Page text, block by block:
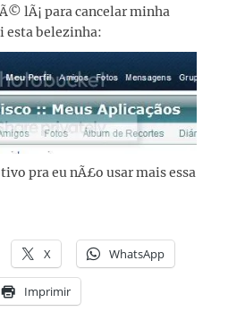
lÃ¡ para cancelar minha
esta belezinha:
pra eu nÃ£o usar mais essa
X WhatsApp
Imprimir